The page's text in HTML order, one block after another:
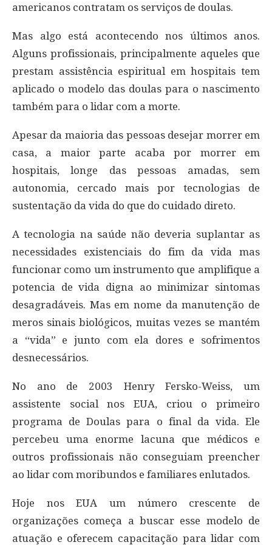
americanos contratam os serviços de doulas.
Mas algo está acontecendo nos últimos anos.
Alguns profissionais, principalmente aqueles que
prestam assistência espiritual em hospitais tem
aplicado o modelo das doulas para o nascimento
também para o lidar com a morte.
Apesar da maioria das pessoas desejar morrer em
casa, a maior parte acaba por morrer em
hospitais, longe das pessoas amadas, sem
autonomia, cercado mais por tecnologias de
sustentação da vida do que do cuidado direto.
A tecnologia na saúde não deveria suplantar as
necessidades existenciais do fim da vida mas
funcionar como um instrumento que amplifique a
potencia de vida digna ao minimizar sintomas
desagradáveis. Mas em nome da manutenção de
meros sinais biológicos, muitas vezes se mantém
a “vida” e junto com ela dores e sofrimentos
desnecessários.
No ano de 2003 Henry Fersko-Weiss, um
assistente social nos EUA, criou o primeiro
programa de Doulas para o final da vida. Ele
percebeu uma enorme lacuna que médicos e
outros profissionais não conseguiam preencher
ao lidar com moribundos e familiares enlutados.
Hoje nos EUA um número crescente de
organizações começa a buscar esse modelo de
atuação e oferecem capacitação para lidar com